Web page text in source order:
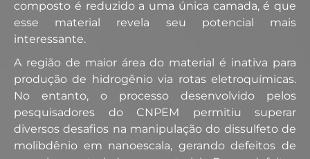
composto é reduzido a uma única camada, é que
esse material revela seu potencial mais
interessante.
A região de maior área do material é inativa para
produção de hidrogênio via rotas eletroquímicas.
No entanto, o processo desenvolvido pelos
pesquisadores do CNPEM permitiu superar
diversos desafios na manipulação do dissulfeto de
molibdênio em nanoescala, gerando defeitos de